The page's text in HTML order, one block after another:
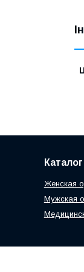
Женская
Мужская